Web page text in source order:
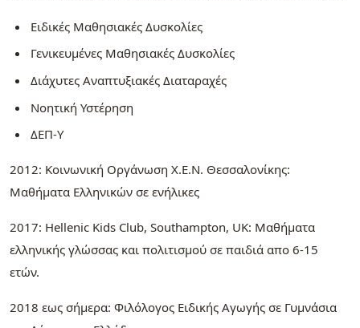
Ειδικές Μαθησιακές Δυσκολίες
Γενικευμένες Μαθησιακές Δυσκολίες
Διάχυτες Αναπτυξιακές Διαταραχές
Νοητική Υστέρηση
ΔΕΠ-Υ
2012: Κοινωνική Οργάνωση X.E.N. Θεσσαλονίκης:
Μαθήματα Ελληνικών σε ενήλικες
2017: Hellenic Kids Club, Southampton, UK: Μαθήματα
ελληνικής γλώσσας και πολιτισμού σε παιδιά απο 6-15
ετών.
2018 εως σήμερα: Φιλόλογος Ειδικής Αγωγής σε Γυμνάσια